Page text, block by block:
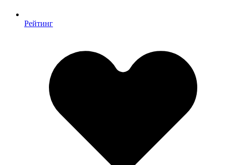
Рейтинг